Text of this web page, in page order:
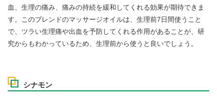
血、生理の痛み、痛みの持続を緩和してくれる効果が期待できま
す。このブレンドのマッサージオイルは、生理前7日間使うこと
で、ツラい生理痛や出血を予防してくれる作用があることが、研
究からもわかっているため、生理前から使うと良いでしょう。
シナモン